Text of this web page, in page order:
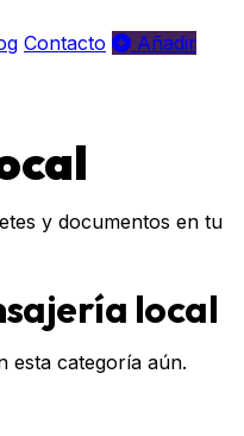
Contacto
Añadir
y documentos en tu
local
esta categoría aún.